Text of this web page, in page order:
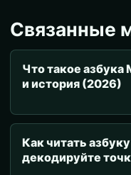
Связанные
Что такое
и история (2026)
Как читать
декодируйте